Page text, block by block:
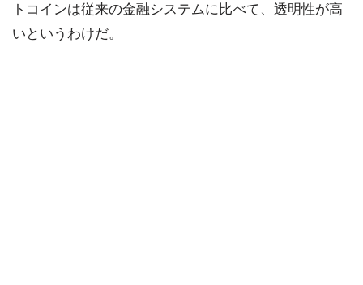
トコインは従来の金融システムに比べて、透明性が高
いというわけだ。